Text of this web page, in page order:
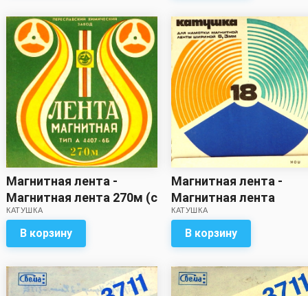
Магнитная лента -
Магнитная лента 270м (с
записью)
КАТУШКА
В корзину
Магнитная лента -
Магнитная лента
(520м?) с записью
КАТУШКА
В корзину